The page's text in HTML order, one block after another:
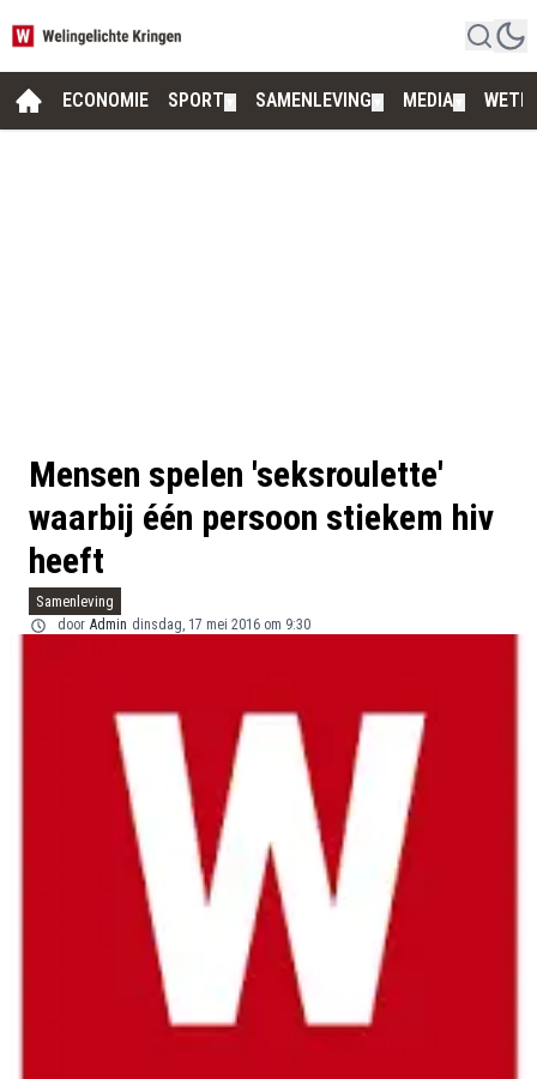
ECONOMIE SPORT SAMENLEVING MEDIA
Mensen spelen 'seksroulette'
waarbij één persoon stiekem hiv
heeft
Samenleving
door Admin dinsdag, 17 mei 2016 om 9:30